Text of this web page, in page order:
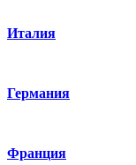
Италия
Германия
Франция